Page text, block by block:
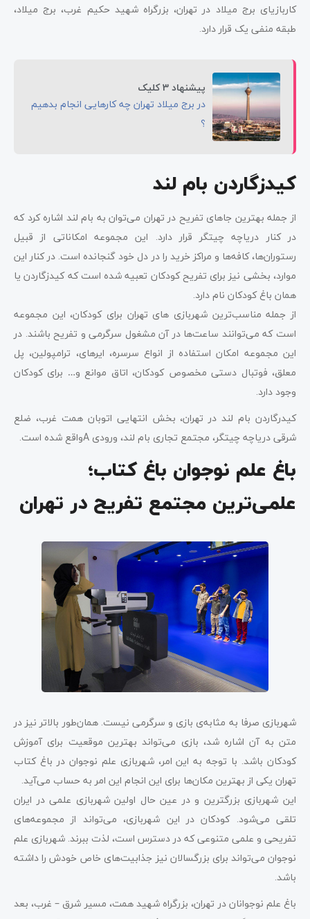
کاربازیای برج میلاد در تهران، بزرگراه شهید حکیم غرب، برج میلاد،
طبقه منفی یک قرار دارد.
پیشنهاد 3 کلیک
در برج میلاد تهران چه کارهایی انجام بدهیم
؟
کیدزگاردن بام لند
از جمله بهترین جاهای تفریح در تهران می‌توان به بام لند اشاره کرد که
در کنار دریاچه چیتگر قرار دارد. این مجموعه امکاناتی از قبیل
رستوران‌ها، کافه‌ها و مراکز خرید را در دل خود گنجانده است. در کنار این
موارد، بخشی نیز برای تفریح کودکان تعبیه شده است که کیدزگاردن یا
همان باغ کودکان نام دارد.
از جمله مناسب‌ترین شهربازی ‌های تهران برای کودکان، این مجموعه
است که می‌توانند ساعت‌ها در آن مشغول سرگرمی و تفریح باشند. در
این مجموعه امکان استفاده از انواع سرسره، ایرهای، ترامپولین، پل
معلق، فوتبال دستی مخصوص کودکان، اتاق موانع و… برای کودکان
وجود دارد.
کیدرگاردن بام لند در تهران، بخش انتهایی اتوبان همت غرب، ضلع
شرقی دریاچه چیتگر، مجتمع تجاری بام لند، ورودی Aواقع شده است.
باغ علم نوجوان باغ کتاب؛
علمی‌ترین مجتمع تفریح در تهران
شهربازی صرفا به مثابه‌ی بازی و سرگرمی نیست. همان‌طور بالاتر نیز در
متن به آن اشاره شد، بازی می‌تواند بهترین موقعیت برای آموزش
کودکان باشد. با توجه به این امر، شهربازی علم نوجوان در باغ کتاب
تهران یکی از بهترین مکان‌ها برای این انجام این امر به حساب می‌آید.
این شهربازی بزرگترین و در عین حال اولین شهربازی علمی در ایران
تلقی می‌شود. کودکان در این شهربازی، می‌تواند از مجموعه‌های
تفریحی و علمی متنوعی که در دسترس است، لذت ببرند. شهربازی علم
نوجوان می‌تواند برای بزرگسالان نیز جذابیت‌های خاص خودش را داشته
باشد.
باغ علم نوجوانان در تهران، بزرگراه شهید همت، مسیر شرق – غرب، بعد